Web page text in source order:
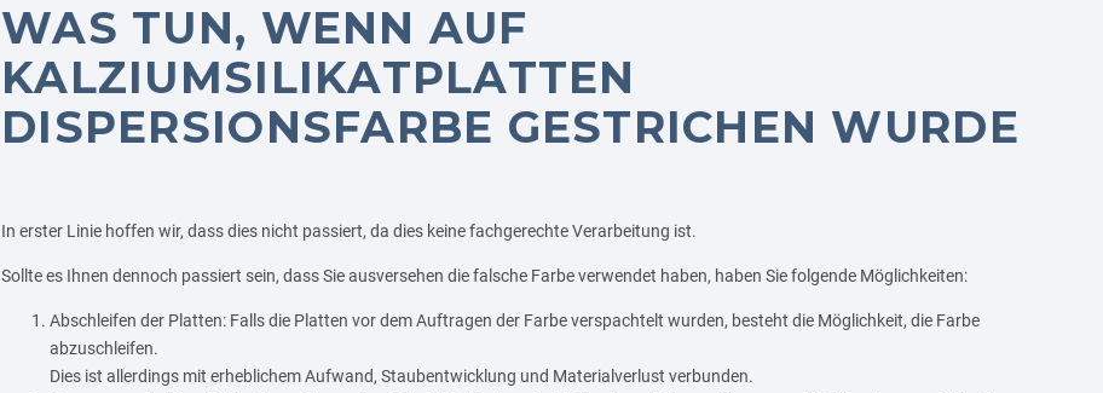
WAS TUN, WENN AUF
KALZIUMSILIKATPLATTEN
DISPERSIONSFARBE GESTRICHEN WURDE
In erster Linie hoffen wir, dass dies nicht passiert, da dies keine fachgerechte Verarbeitung ist.
Sollte es Ihnen dennoch passiert sein, dass Sie ausversehen die falsche Farbe verwendet haben, haben Sie folgende Möglichkeiten:
Abschleifen der Platten: Falls die Platten vor dem Auftragen der Farbe verspachtelt wurden, besteht die Möglichkeit, die Farbe
abzuschleifen.
Dies ist allerdings mit erheblichem Aufwand, Staubentwicklung und Materialverlust verbunden.